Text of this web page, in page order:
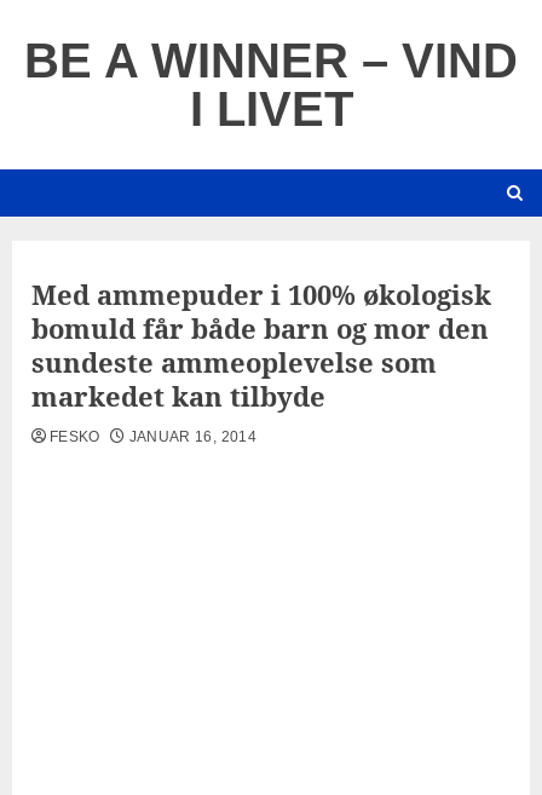
contentBE A WINNER – VIND
I LIVET
Med ammepuder i 100% økologisk
bomuld får både barn og mor den
sundeste ammeoplevelse som
markedet kan tilbyde
FESKO JANUAR 16, 2014